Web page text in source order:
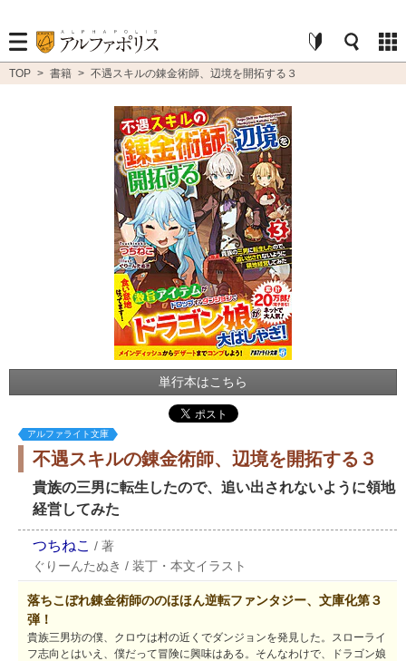
TOP > 書籍 > 不遇スキルの錬金術師、辺境を開拓する３
単行本はこちら
アルファライト文庫
不遇スキルの錬金術師、辺境を開拓する３
貴族の三男に転生したので、追い出されないように領地
経営してみた
つちねこ / 著
ぐりーんたぬき / 装丁・本文イラスト
落ちこぼれ錬金術師ののほほん逆転ファンタジー、文庫化第３
弾！
貴族三男坊の僕、クロウは村の近くでダンジョンを発見した。スローライ
フ志向とはいえ、僕だって冒険に興味はある。そんなわけで、ドラゴン娘